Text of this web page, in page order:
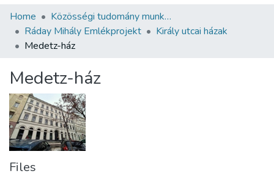
Communities & Collections
All of DSpace
About us
Home
Közösségi tudomány munkacsoport
Ráday Mihály Emlékprojekt
Király utcai házak
Medetz-ház
Medetz-ház
Files